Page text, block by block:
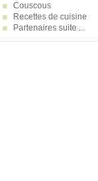
Couscous
Recettes de cuisine
Partenaires suite ...